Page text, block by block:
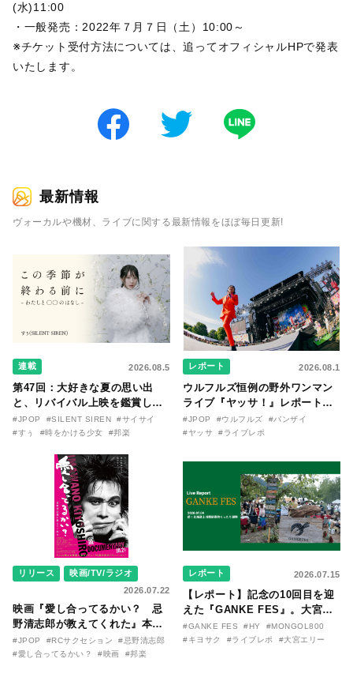
(水)11:00
・一般発売：2022年７月７日（土）10:00～
※チケット受付方法については、追ってオフィシャルHPで発表
いたします。
最新情報
ヴォーカルや機材、ライブに関する最新情報をほぼ毎日更新!
連載 2026.08.5
第47回：大好きな夏の思い出
と、リバイバル上映を鑑賞した
『時をかける少女』のおはなし
〜SILENT SIREN・すぅ『この
〇のはなし〜』
#JPOP #SILENT SIREN
#サイサイ
#すぅ
#時をかける少女 #邦楽
レポート 2026.08.1
ウルフルズ恒例の野外ワンマン
ライブ『ヤッサ！』レポート！
リリースから30年を迎えたアル
バム『バンザイ』完全再現に、
た日。
#JPOP #ウルフルズ
#バンザイ
#ヤッサ
#ライブレポ
リリース
映画/TV/ラジオ
2026.07.22
映画『愛し合ってるかい？ 忌
野清志郎が教えてくれた』本予
告映像とキービジュアルがつい
に解禁！ キヨシロー関連商品も
#JPOP #RCサクセション
#忌野清志郎
#愛し合ってるかい？
#映画 #邦楽
レポート 2026.07.15
【レポート】記念の10回目を迎
えた『GANKE FES』。大宮エ
リー作『アイヌの神々の崖』を
前に、キヨサク
#GANKE FES #HY
#MONGOL800
#キヨサク
#ライブレポ #大宮エリー